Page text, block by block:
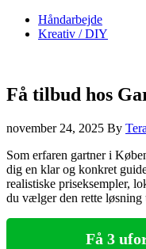
Håndarbejde
Kreativ / DIY
Få tilbud hos
november 24, 2025 By
Som erfaren gartner i
dig en klar og konkret
realistiske priseksempler,
du vælger den rette løsning
Få 3